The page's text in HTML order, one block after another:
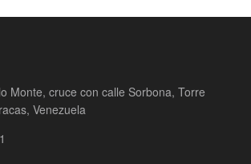
Monte, cruce con calle Sorbona, Torre
Venezuela